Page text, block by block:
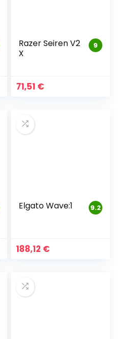
9
Razer Seiren V2
X
71,51 €
9.2
Elgato Wave:1
188,12 €